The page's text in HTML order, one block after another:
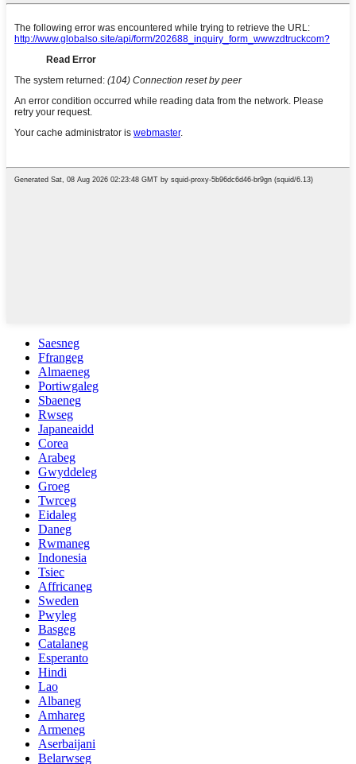
Saesneg
Ffrangeg
Almaeneg
Portiwgaleg
Sbaeneg
Rwseg
Japaneaidd
Corea
Arabeg
Gwyddeleg
Groeg
Twrceg
Eidaleg
Daneg
Rwmaneg
Indonesia
Tsiec
Affricaneg
Sweden
Pwyleg
Basgeg
Catalaneg
Esperanto
Hindi
Lao
Albaneg
Amhareg
Armeneg
Aserbaijani
Belarwseg